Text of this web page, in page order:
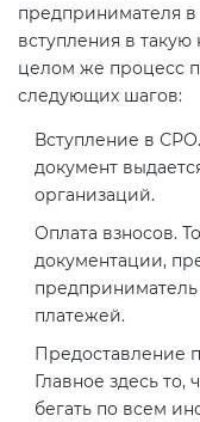
предпринимателя в
вступления в
целом же процесс
следующих шагов:
Вступление в
документ
организаций.
Оплата взносов.
документации,
платежей.
Предоставление
Главное здесь
бегать по всем